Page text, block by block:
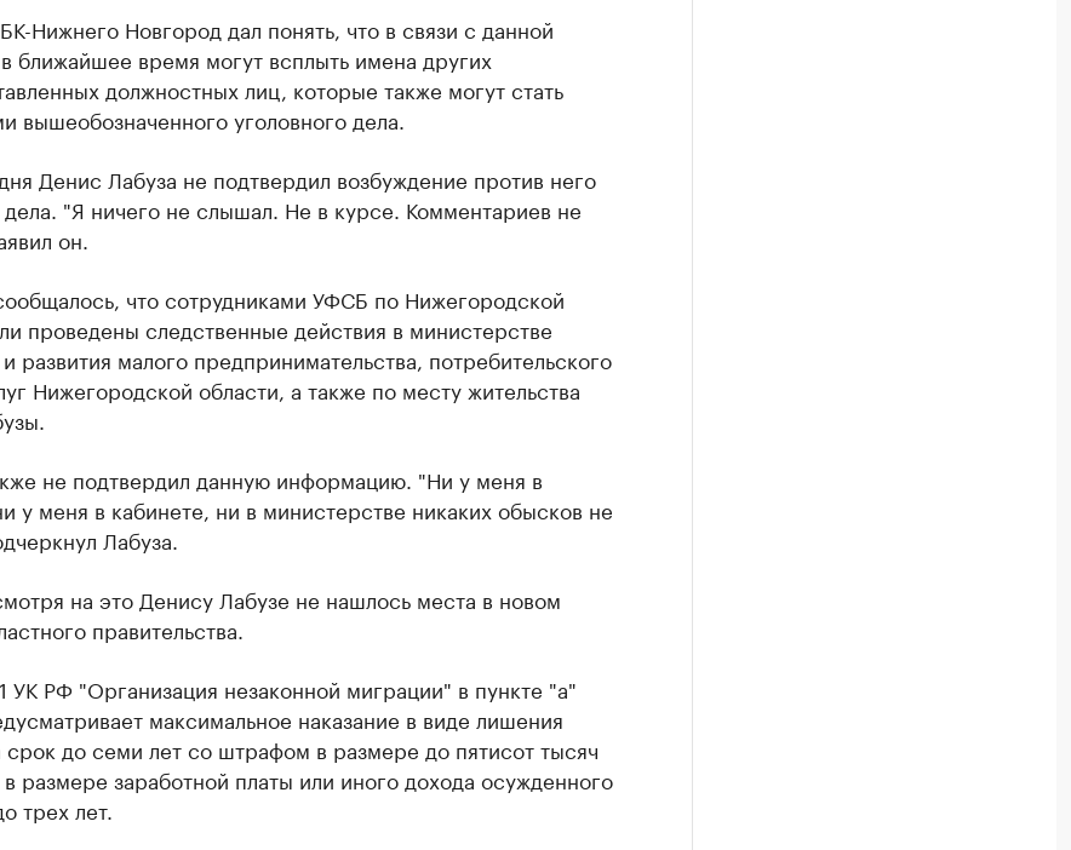
Нижнего Новгород дал понять, что в связи с данной
ближайшее время могут всплыть имена других
должностных лиц, которые также могут стать
вышеобозначенного уголовного дела.
Денис Лабуза не подтвердил возбуждение против него
дела. "Я ничего не слышал. Не в курсе. Комментариев не
он.
что сотрудниками УФСБ по Нижегородской
проведены следственные действия в министерстве
развития малого предпринимательства, потребительского
Нижегородской области, а также по месту жительства
не подтвердил данную информацию. "Ни у меня в
у меня в кабинете, ни в министерстве никаких обысков не
Лабуза.
на это Денису Лабузе не нашлось места в новом
правительства.
УК РФ "Организация незаконной миграции" в пункте "а"
максимальное наказание в виде лишения
до семи лет со штрафом в размере до пятисот тысяч
размере заработной платы или иного дохода осужденного
трех лет.